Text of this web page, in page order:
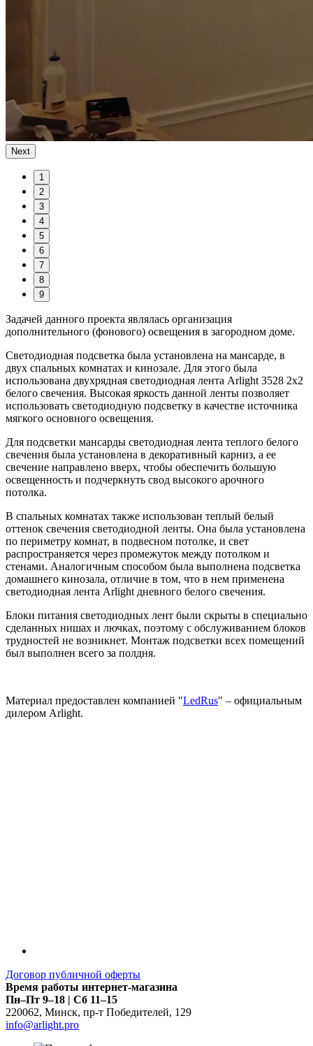
Next
1
2
3
4
5
6
7
8
9
Задачей данного проекта являлась организация
дополнительного (фонового) освещения в загородном доме.
Светодиодная подсветка была установлена на мансарде, в
двух спальных комнатах и кинозале. Для этого была
использована двухрядная светодиодная лента Arlight 3528 2x2
белого свечения. Высокая яркость данной ленты позволяет
использовать светодиодную подсветку в качестве источника
мягкого основного освещения.
Для подсветки мансарды светодиодная лента теплого белого
свечения была установлена в декоративный карниз, а ее
свечение направлено вверх, чтобы обеспечить большую
освещенность и подчеркнуть свод высокого арочного
потолка.
В спальных комнатах также использован теплый белый
оттенок свечения светодиодной ленты. Она была установлена
по периметру комнат, в подвесном потолке, и свет
распространяется через промежуток между потолком и
стенами. Аналогичным способом была выполнена подсветка
домашнего кинозала, отличие в том, что в нем применена
светодиодная лента Arlight дневного белого свечения.
Блоки питания светодиодных лент были скрыты в специально
сделанных нишах и лючках, поэтому с обслуживанием блоков
трудностей не возникнет. Монтаж подсветки всех помещений
был выполнен всего за полдня.
Материал предоставлен компанией "LedRus" – официальным
дилером Arlight.
Договор публичной оферты
Время работы интернет-магазина
Пн–Пт 9–18 | Сб 11–15
220062, Минск, пр-т Победителей, 129
info@arlight.pro